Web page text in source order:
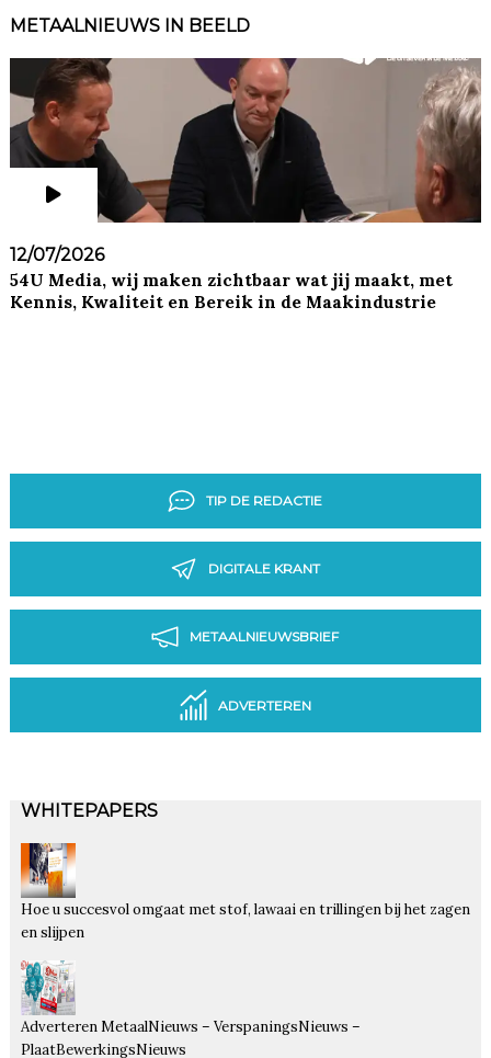
METAALNIEUWS IN BEELD
12/07/2026
54U Media, wij maken zichtbaar wat jij maakt, met
Kennis, Kwaliteit en Bereik in de Maakindustrie
TIP DE REDACTIE
DIGITALE KRANT
METAALNIEUWSBRIEF
ADVERTEREN
WHITEPAPERS
Hoe u succesvol omgaat met stof, lawaai en trillingen bij het zagen
en slijpen
Adverteren MetaalNieuws – VerspaningsNieuws –
PlaatBewerkingsNieuws